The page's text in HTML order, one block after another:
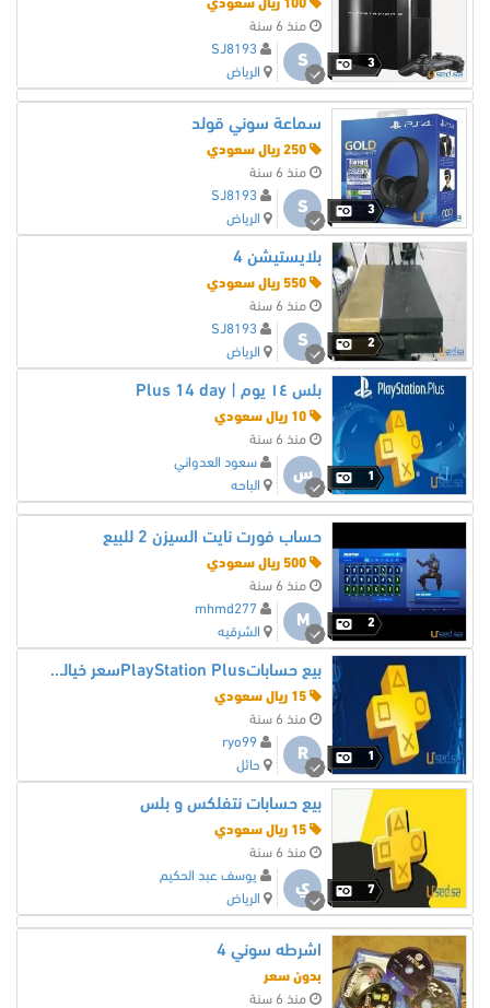
3
منذ 6 سنة
S
SJ8193
الرياض
3
سماعة سوني قولد
منذ 6 سنة
S
SJ8193
الرياض
2
بلايستيشن 4
منذ 6 سنة
S
SJ8193
الرياض
1
بلس ١٤ يوم | Plus 14 day
منذ 6 سنة
س
سعود العدواني
الباحه
2
حساب فورت نايت السيزن 2 للبيع
منذ 6 سنة
M
mhmd277
الشرقيه
1
بيع حساباتPlayStation Plusسعر خيالي جدا
منذ 6 سنة
R
ryo99
حائل
7
بيع حسابات نتفلكس و بلس
منذ 6 سنة
ي
يوسف عبد الحكيم
الرياض
اشرطه سوني 4
بدون سعر
منذ 6 سنة